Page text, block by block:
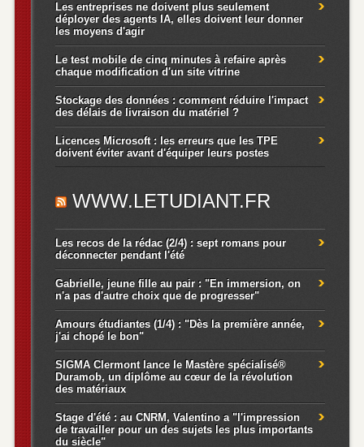
Les entreprises ne doivent plus seulement
déployer des agents IA, elles doivent leur donner
les moyens d'agir
Le test mobile de cinq minutes à refaire après
chaque modification d'un site vitrine
Stockage des données : comment réduire l'impact
des délais de livraison du matériel ?
Licences Microsoft : les erreurs que les TPE
doivent éviter avant d'équiper leurs postes
WWW.LETUDIANT.FR
Les recos de la rédac (2/4) : sept romans pour
déconnecter pendant l'été
Gabrielle, jeune fille au pair : "En immersion, on
n'a pas d'autre choix que de progresser"
Amours étudiantes (1/4) : "Dès la première année,
j'ai chopé le bon"
SIGMA Clermont lance le Mastère spécialisé®
Duramob, un diplôme au cœur de la révolution
des matériaux
Stage d'été : au CNRM, Valentino a "l'impression
de travailler pour un des sujets les plus importants
du siècle"